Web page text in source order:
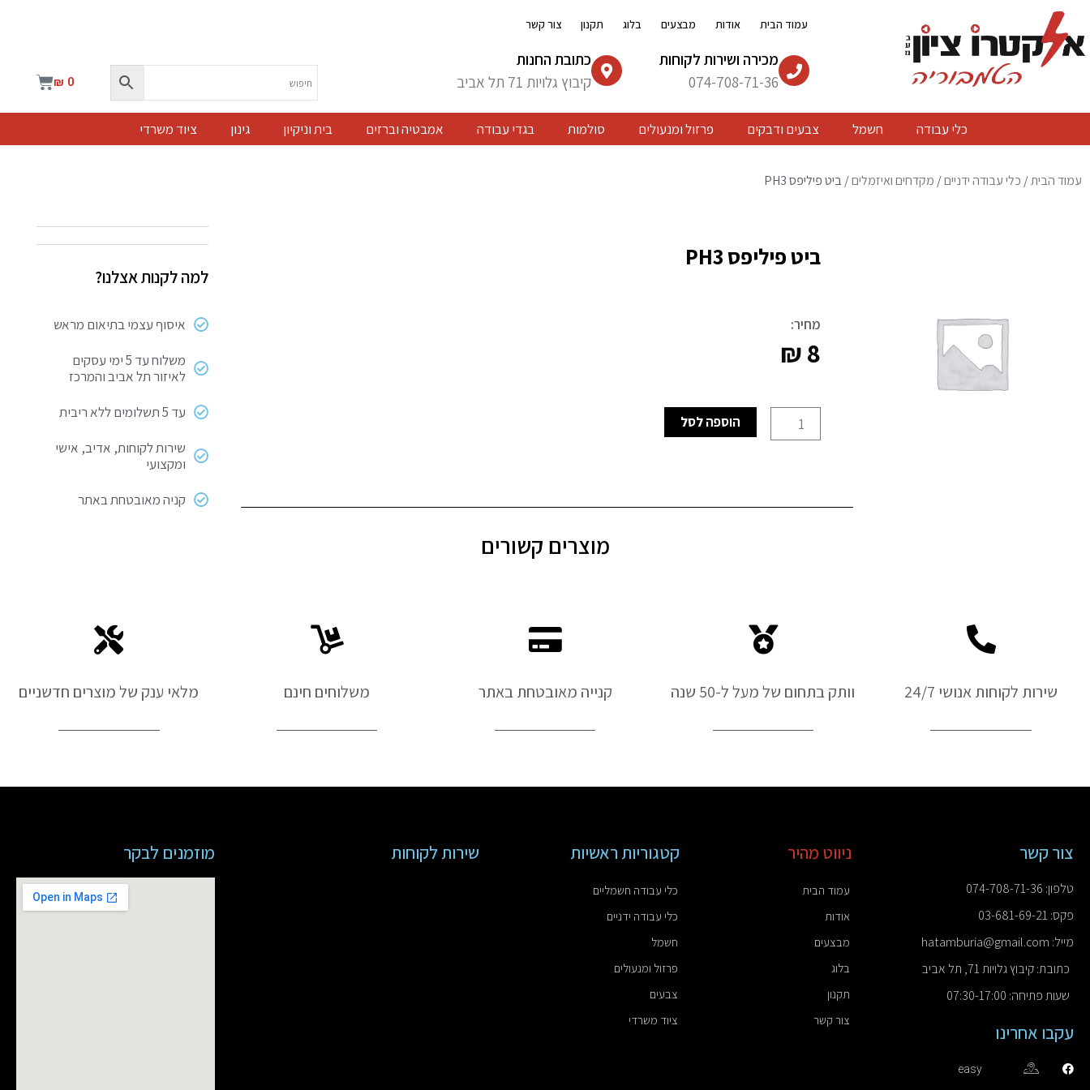
לתוכן
עמוד הבית אודות מבצעים בלוג תקנון צור קשר
מכירה ושירות לקוחות
074-708-71-36
כתובת החנות
קיבוץ גלויות 71 תל אביב
₪ 0
עגלת
כלי עבודה חשמל צבעים ודבקים פרזול ומנעולים סולמות בגדי עבודה אמבטיה וברזים בית וניקיון גינון ציוד משרדי
עמוד הבית/ כלי עבודה ידניים/ מקדחים ואיזמלים/ ביט פיליפס PH3
ביט פיליפס PH3
מחיר:
₪8
כמות
של
PH3
הוספה לסל
למה לקנות אצלנו?
איסוף עצמי בתיאום מראש
משלוח עד 5 ימי עסקים
לאיזור תל אביב והמרכז
עד 5 תשלומים ללא ריבית
שירות לקוחות, אדיב, אישי
ומקצועי
קניה מאובטחת באתר
מוצרים קשורים
שירות לקוחות אנושי 24/7 וותק בתחום של מעל ל-50 שנה קנייה מאובטחת באתר משלוחים חינם מלאי ענק של מוצרים חדשניים
צור קשר
טלפון: 074-708-71-36
פקס: 03-681-69-21
מייל: hatamburia@gmail.com
כתובת: קיבוץ גלויות 71, תל אביב
שעות פתיחה: 07:30-17:00
עקבו אחרינו
easy
ניווט מהיר
עמוד הבית
אודות
מבצעים
בלוג
תקנון
צור קשר
קטגוריות ראשיות
כלי עבודה חשמליים
כלי עבודה ידניים
חשמל
פרזול ומנעולים
צבעים
ציוד משרדי
שירות לקוחות מוזמנים לבקר